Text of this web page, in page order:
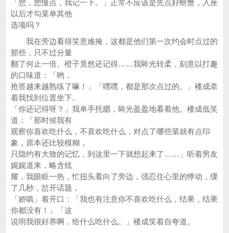
「您，您慢点，我记一下。」正常不应该是先点好螃蟹，入座
以后才勾菜单其他
选项吗？
我在旁边看得笑意难掩，这都是他们第一次约会时点过的
那些，只不过分量
翻了何止一倍。橙子竟然还记得……我眸光转柔，刻意以打趣
的口味道：「哟，
抢答越来越熟练了嘛！」「嘿嘿，都是那次点过的。」楼成牵
着我找到位置坐下。
「你还记得呀？」我单手托腮，眸光盈盈地看着他。楼成低笑
道：「那时候我有
观察你喜欢吃什么，不喜欢吃什么，对点了哪些菜就有点印
象，原本还比较模糊，
只隐约有大致的记忆，到这里一下就想起来了……」听着男友
娓娓道来，略含炫
耀，我眼眶一热，忙扭头看向了旁边，强忍住心里的悸动，缓
了几秒，岔开话题，
「娇嗔」着开口：「我也有注意你不喜欢吃什么，结果，结果
你都没有！」「这
说明我很好养啊，给什么吃什么。」楼成笑着自夸道。